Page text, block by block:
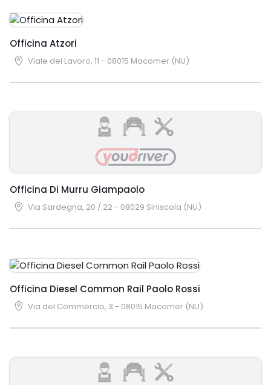
Officina Atzori
Viale del Lavoro, 11 - 08015 Macomer (NU)
Officina Di Murru Giampaolo
Via Sardegna, 20 / 22 - 08029 Siniscola (NU)
Officina Diesel Common Rail Paolo Rossi
Via del Commercio, 3 - 08015 Macomer (NU)